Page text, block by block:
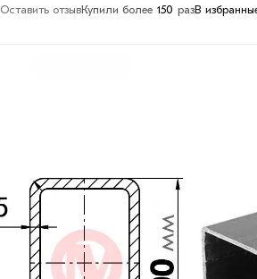
Оставить отзывКупили более 150 разВ